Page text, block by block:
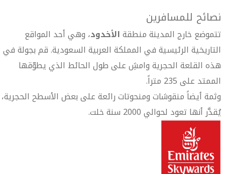
نصائح للمسافرين
تتموضع خارج المدينة منطقةالأخدود، وهي أحد المواقع
التاريخية الرئيسية في المملكة العربية السعودية. قم بجولة في
هذه القلعة الحجرية وامشِ على طول الحائط الذي يطوّقها
الممتد على 235 متراً.
وثمة أيضاً منقوشات ومنحوتات رائعة على بعض الأسطح الحجرية،
يُقدَّر أنها تعود لحوالي 2000 سنة خلت.